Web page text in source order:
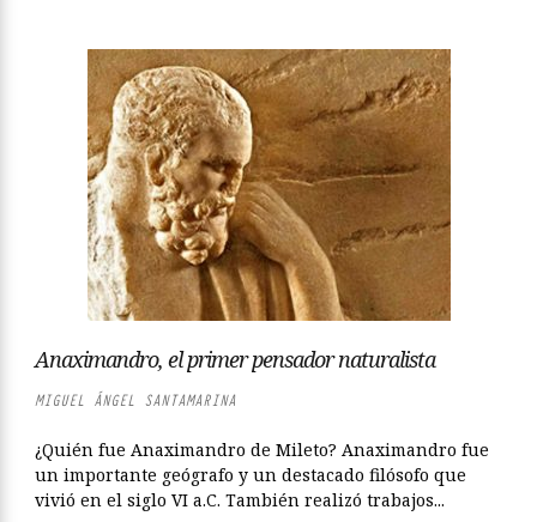
Anaximandro, el primer pensador naturalista
MIGUEL ÁNGEL SANTAMARINA
¿Quién fue Anaximandro de Mileto? Anaximandro fue
un importante geógrafo y un destacado filósofo que
vivió en el siglo VI a.C. También realizó trabajos...